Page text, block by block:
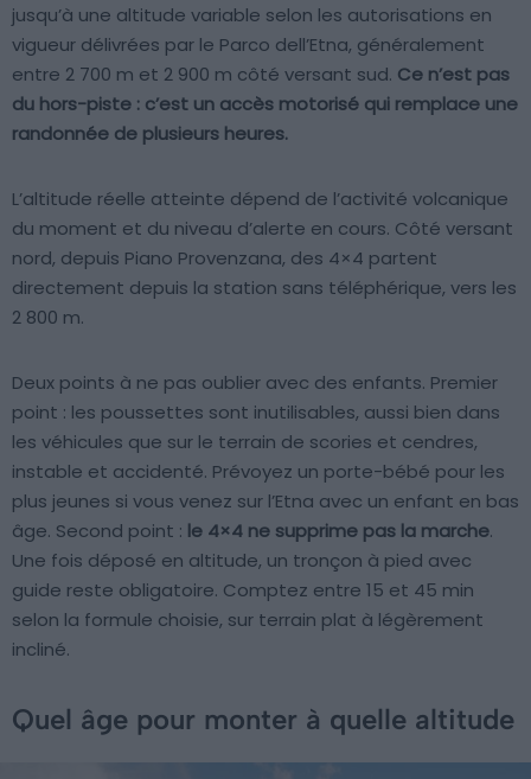
jusqu’à une altitude variable selon les autorisations en
vigueur délivrées par le Parco dell’Etna, généralement
entre 2 700 m et 2 900 m côté versant sud. Ce n’est pas
du hors-piste : c’est un accès motorisé qui remplace une
randonnée de plusieurs heures.
L’altitude réelle atteinte dépend de l’activité volcanique
du moment et du niveau d’alerte en cours. Côté versant
nord, depuis Piano Provenzana, des 4×4 partent
directement depuis la station sans téléphérique, vers les
2 800 m.
Deux points à ne pas oublier avec des enfants. Premier
point : les poussettes sont inutilisables, aussi bien dans
les véhicules que sur le terrain de scories et cendres,
instable et accidenté. Prévoyez un porte-bébé pour les
plus jeunes si vous venez sur l’Etna avec un enfant en bas
âge. Second point : le 4×4 ne supprime pas la marche.
Une fois déposé en altitude, un tronçon à pied avec
guide reste obligatoire. Comptez entre 15 et 45 min
selon la formule choisie, sur terrain plat à légèrement
incliné.
Quel âge pour monter à quelle altitude